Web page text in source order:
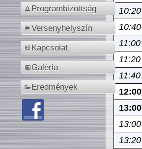
Programbizottság
Versenyhelyszín
Kapcsolat
Galéria
Eredmények
10:20
10:40
11:00
11:20
11:40
12:00
13:00
13:00
13:20